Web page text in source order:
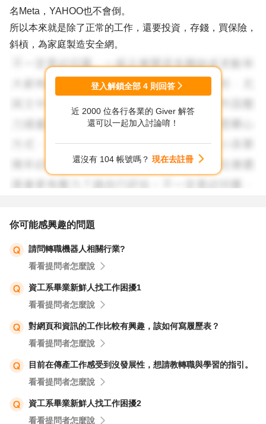
名Meta，YAHOO也不會倒。
所以本來就是除了正常的工作，還要投資，存錢，買保險，
斜槓，為家庭製造安全網。
登入解鎖全部 4 則回答
近 2000 位各行各業的 Giver 解答
還可以一起加入討論唷！
還沒有 104 帳號嗎？ 現在去註冊
你可能感興趣的問題
請問轉職機器人相關行業?
看看提問者怎麼說
資工系畢業新鮮人找工作困擾1
看看提問者怎麼說
對網頁和資訊的工作比較有興趣，該如何寫履歷表？
看看提問者怎麼說
目前在傳產工作感受到沒發展性，想請教轉職與學習的指引。
看看提問者怎麼說
資工系畢業新鮮人找工作困擾2
看看提問者怎麼說